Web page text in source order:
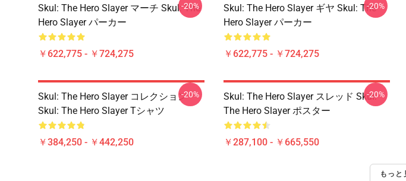
Skul: The Hero Slayer マーチ Skul: The
Hero Slayer パーカー
￥622,775 - ￥724,275
-20%
Skul: The Hero Slayer ギヤ Skul: The
Hero Slayer パーカー
￥622,775 - ￥724,275
-20%
Skul: The Hero Slayer コレクション
Skul: The Hero Slayer Tシャツ
￥384,250 - ￥442,250
-20%
Skul: The Hero Slayer スレッド Skul:
The Hero Slayer ポスター
￥287,100 - ￥665,550
-20%
もっと